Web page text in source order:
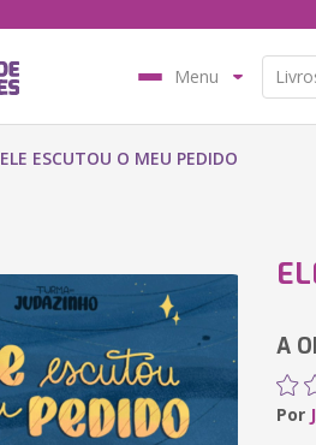
Menu
ELE ESCUTOU O MEU PEDIDO
A
Por